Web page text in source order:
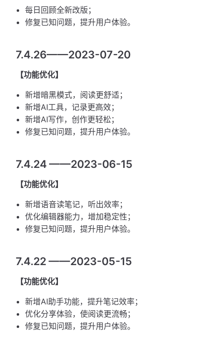
每日回顾全新改版；
修复已知问题，提升用户体验。
7.4.26——2023-07-20
【功能优化】
新增暗黑模式，阅读更舒适；
新增AI工具，记录更高效；
新增AI写作，创作更轻松；
修复已知问题，提升用户体验。
7.4.24 ——2023-06-15
【功能优化】
新增语音读笔记，听出效率；
优化编辑器能力，增加稳定性；
修复已知问题，提升用户体验。
7.4.22 ——2023-05-15
【功能优化】
新增AI助手功能，提升笔记效率；
优化分享体验，使阅读更流畅；
修复已知问题，提升用户体验。